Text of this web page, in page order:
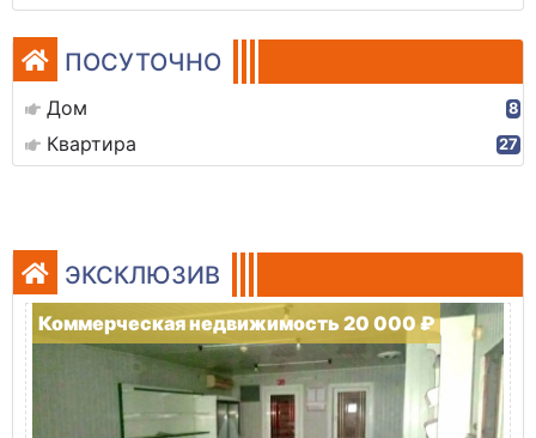
ПОСУТОЧНО
Дом 8
Квартира 27
ЭКСКЛЮЗИВ
Коммерческая недвижимость 20 000 ₽